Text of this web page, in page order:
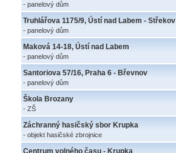
- panelový dům
Truhlářova 1175/9, Ústí nad Labem - Střekov
- panelový dům
Maková 14-18, Ústí nad Labem
- panelový dům
Santoriova 57/16, Praha 6 - Břevnov
- panelový dům
Škola Brozany
- ZŠ
Záchranný hasičský sbor Krupka
- objekt hasičské zbrojnice
Centrum volného času - Krupka